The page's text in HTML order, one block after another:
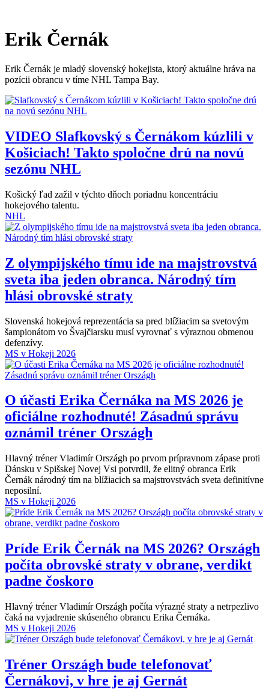
Erik Černák
Erik Černák je mladý slovenský hokejista, ktorý aktuálne hráva na
pozícii obrancu v tíme NHL Tampa Bay.
VIDEO Slafkovský s Černákom kúzlili v
Košiciach! Takto spoločne drú na novú
sezónu NHL
Košický ľad zažil v týchto dňoch poriadnu koncentráciu
hokejového talentu.
NHL
Z olympijského tímu ide na majstrovstvá
sveta iba jeden obranca. Národný tím
hlási obrovské straty
Slovenská hokejová reprezentácia sa pred blížiacim sa svetovým
šampionátom vo Švajčiarsku musí vyrovnať s výraznou obmenou
defenzívy.
MS v Hokeji 2026
O účasti Erika Černáka na MS 2026 je
oficiálne rozhodnuté! Zásadnú správu
oznámil tréner Országh
Hlavný tréner Vladimír Országh po prvom prípravnom zápase proti
Dánsku v Spišskej Novej Vsi potvrdil, že elitný obranca Erik
Černák národný tím na blížiacich sa majstrovstvách sveta definitívne
neposilní.
MS v Hokeji 2026
Príde Erik Černák na MS 2026? Országh
počíta obrovské straty v obrane, verdikt
padne čoskoro
Hlavný tréner Vladimír Országh počíta výrazné straty a netrpezlivo
čaká na vyjadrenie skúseného obrancu Erika Černáka.
MS v Hokeji 2026
Tréner Országh bude telefonovať
Černákovi, v hre je aj Gernát